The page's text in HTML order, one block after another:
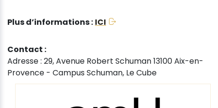
Plus d’informations : ICI
Contact :
Adresse : 29, Avenue Robert Schuman 13100 Aix-en-
Provence - Campus Schuman, Le Cube